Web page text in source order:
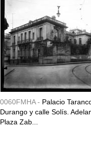
0060FMHA - Palacio
Durango y calle Solís.
Plaza Zab...